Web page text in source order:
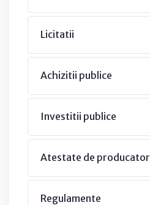
Licitatii
Achizitii publice
Investitii publice
Atestate de producator
Regulamente